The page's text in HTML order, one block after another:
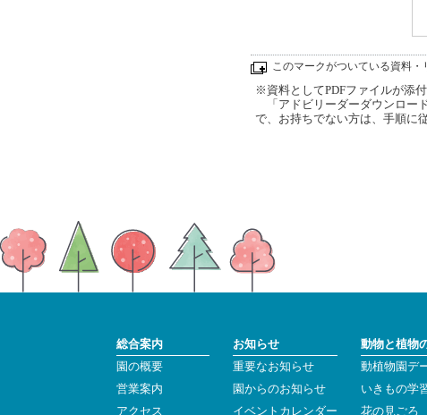
このマークがついている資料
※資料としてPDFファイルが添
「アドビリーダーダウンロー
で、お持ちでない方は、手順に
総合案内
園の概要
営業案内
アクセス
お知らせ
重要なお知らせ
園からのお知らせ
イベントカレンダー
動物と植物
動植物園デ
いきもの学
花の見ごろ